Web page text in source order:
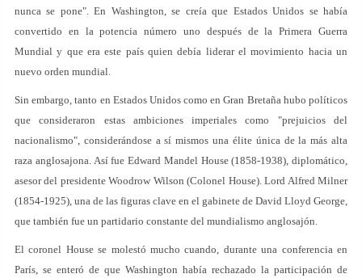
nunca se pone". En Washington, se creía que Estados Unidos se había
convertido en la potencia número uno después de la Primera Guerra
Mundial y que era este país quien debía liderar el movimiento hacia un
nuevo orden mundial.
Sin embargo, tanto en Estados Unidos como en Gran Bretaña hubo políticos
que consideraron estas ambiciones imperiales como "prejuicios del
nacionalismo", considerándose a sí mismos una élite única de la más alta
raza anglosajona. Así fue Edward Mandel House (1858-1938), diplomático,
asesor del presidente Woodrow Wilson (Colonel House). Lord Alfred Milner
(1854-1925), una de las figuras clave en el gabinete de David Lloyd George,
que también fue un partidario constante del mundialismo anglosajón.
El coronel House se molestó mucho cuando, durante una conferencia en
París, se enteró de que Washington había rechazado la participación de